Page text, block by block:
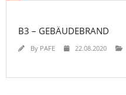
B3 – GEBÄUDEBRAND
By PAFE 22.08.2020